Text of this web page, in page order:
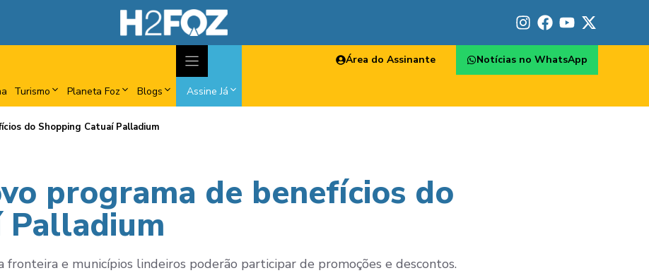
Turismo Planeta Foz Blogs Assine Já
Área do Assinante Notícias no WhatsApp
do Shopping Catuaí Palladium
programa de benefícios do
Palladium
fronteira e municípios lindeiros poderão participar de promoções e descontos.